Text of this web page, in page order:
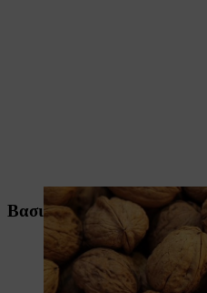
Βασιλική (Αγγλική) και